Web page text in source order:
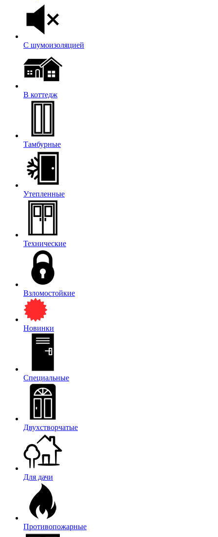
С шумоизоляцией
В коттедж
Тамбурные
Утепленные
Технические
Взломостойкие
Новинки
Специальные
Двухстворчатые
Для дачи
Противопожарные